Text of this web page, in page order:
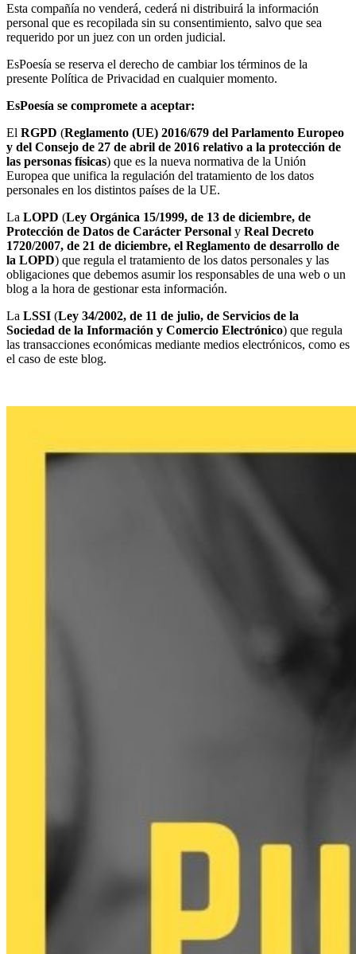
Esta compañía no venderá, cederá ni distribuirá la información
personal que es recopilada sin su consentimiento, salvo que sea
requerido por un juez con un orden judicial.
EsPoesía se reserva el derecho de cambiar los términos de la
presente Política de Privacidad en cualquier momento.
EsPoesía se compromete a aceptar:
El RGPD (Reglamento (UE) 2016/679 del Parlamento Europeo
y del Consejo de 27 de abril de 2016 relativo a la protección de
las personas físicas) que es la nueva normativa de la Unión
Europea que unifica la regulación del tratamiento de los datos
personales en los distintos países de la UE.
La LOPD (Ley Orgánica 15/1999, de 13 de diciembre, de
Protección de Datos de Carácter Personal y Real Decreto
1720/2007, de 21 de diciembre, el Reglamento de desarrollo de
la LOPD) que regula el tratamiento de los datos personales y las
obligaciones que debemos asumir los responsables de una web o un
blog a la hora de gestionar esta información.
La LSSI (Ley 34/2002, de 11 de julio, de Servicios de la
Sociedad de la Información y Comercio Electrónico) que regula
las transacciones económicas mediante medios electrónicos, como es
el caso de este blog.